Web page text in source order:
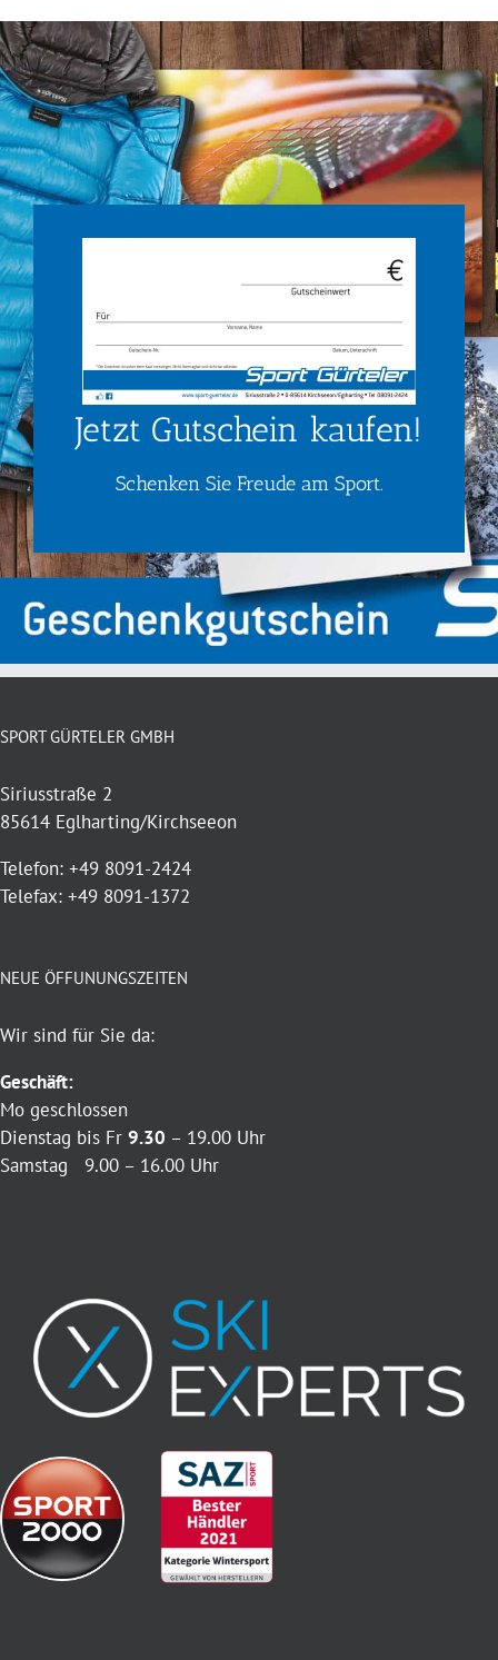
Jetzt Gutschein kaufen!
Schenken Sie Freude am Sport.
SPORT GÜRTELER GMBH
Siriusstraße 2
85614 Eglharting/Kirchseeon
Telefon: +49 8091-2424
Telefax: +49 8091-1372
NEUE ÖFFUNUNGSZEITEN
Wir sind für Sie da:
Geschäft:
Mo geschlossen
Dienstag bis Fr 9.30 – 19.00 Uhr
Samstag 9.00 – 16.00 Uhr